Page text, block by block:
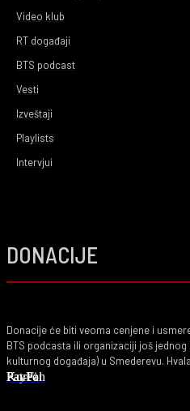
Video klub
RT događaji
BTS podcast
Vesti
Izveštaji
Playlists
Intervjui
DONACIJE
Donacije će biti veoma cenjene i
BTS podcasta ili organizaciji još
kulturnog događaja) u Smederevu.
PayPal
Ko-Fi
Patreon